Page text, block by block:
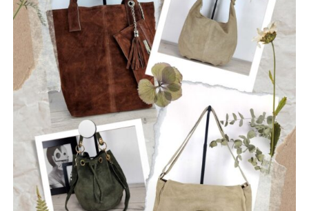
Η Ναυπακτία αξίζει να είναι έτοιμη πριν από την επόμενη
κρίση. Η πρόληψη δεν είναι κόστος. Είναι η μεγαλύτερη
επένδυση στην ανθρώπινη ζωή, στο φυσικό περιβάλλον,
στην τοπική οικονομία και στο μέλλον του τόπου μας.
Ανδρέας Χ. Κωνσταντόπουλος
Επικεφαλής της παράταξης “Αλλάζουμε Πλεύση”